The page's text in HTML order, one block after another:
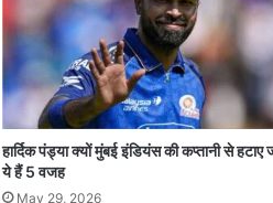
हार्दिक पंड्या क्यों मुंबई इंडियंस की कप्तानी से हटाए
ये हैं 5 वजह
May 29, 2026